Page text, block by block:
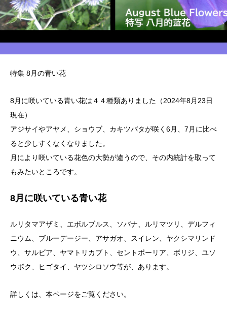
特集 8月の青い花
8月に咲いている青い花は４４種類ありました（2024年8月23日
現在）
アジサイやアヤメ、ショウブ、カキツバタが咲く6月、7月に比べ
ると少しすくなくなりました。
月により咲いている花色の大勢が違うので、その内統計を取って
もみたいところです。
8月に咲いている青い花
ルリタマアザミ、エボルブルス、ソバナ、ルリマツリ、デルフィ
ニウム、ブルーデージー、アサガオ、スイレン、ヤクシマリンド
ウ、サルビア、ヤマトリカブト、セントポーリア、ボリジ、ユソ
ウボク、ヒゴタイ、ヤツシロソウ等が、あります。
詳しくは、本ページをご覧ください。